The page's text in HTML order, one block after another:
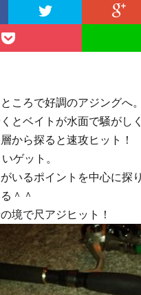
ころで好調のアジングへ。
とベイトが水面で騒がし
から探ると速攻ヒット！
ゲット。
いるポイントを中心に探
＾＾
境で尺アジヒット！